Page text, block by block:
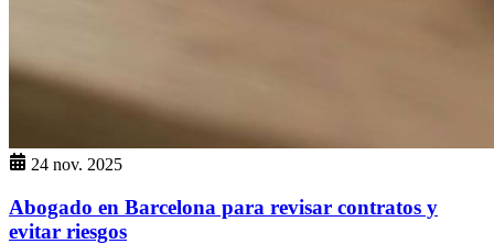
24 nov. 2025
Abogado en Barcelona para revisar contratos y
evitar riesgos